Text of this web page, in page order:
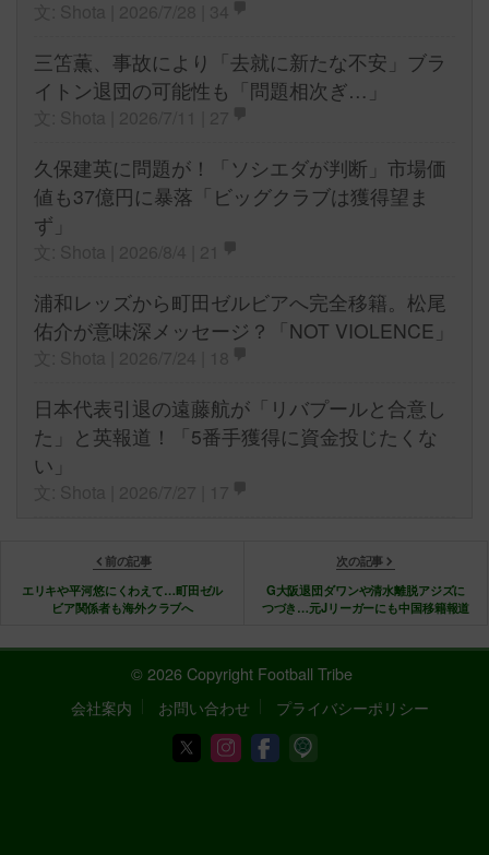
三笘薫、事故により「去就に新たな不安」ブラ
イトン退団の可能性も「問題相次ぎ…」
久保建英に問題が！「ソシエダが判断」市場価
値も37億円に暴落「ビッグクラブは獲得望ま
ず」
浦和レッズから町田ゼルビアへ完全移籍。松尾
佑介が意味深メッセージ？「NOT VIOLENCE」
日本代表引退の遠藤航が「リバプールと合意し
た」と英報道！「5番手獲得に資金投じたくな
い」
前の記事
エリキや平河悠にくわえて…町田ゼル
ビア関係者も海外クラブへ
次の記事
G大阪退団ダワンや清水離脱アジズに
つづき…元Jリーガーにも中国移籍報道
© 2026 Copyright Football Tribe
会社案内
お問い合わせ プライバシーポリシー